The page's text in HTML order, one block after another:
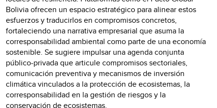
Bolivia ofrecen un espacio estratégico para alinear estos
esfuerzos y traducirlos en compromisos concretos,
fortaleciendo una narrativa empresarial que asuma la
corresponsabilidad ambiental como parte de una economía
sostenible. Se sugiere impulsar una agenda conjunta
público-privada que articule compromisos sectoriales,
comunicación preventiva y mecanismos de inversión
climática vinculados a la protección de ecosistemas, la
corresponsabilidad en la gestión de riesgos y la
conservación de ecosistemas.